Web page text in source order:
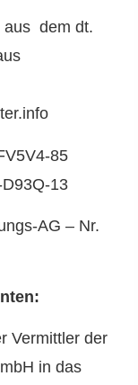
aus dem dt.
85
13
AG – Nr.
Vermittler der
in das